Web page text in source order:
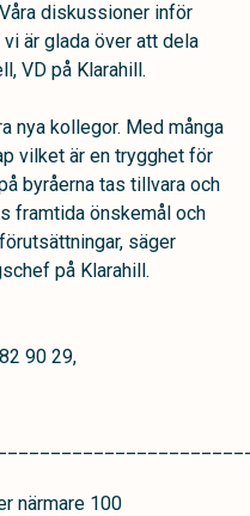
diskussioner inför
är glada över att dela
VD på Klarahill.
nya kollegor. Med många
vilket är en trygghet för
byråerna tas tillvara och
framtida önskemål och
säger
på Klarahill.
90 29,
närmare 100